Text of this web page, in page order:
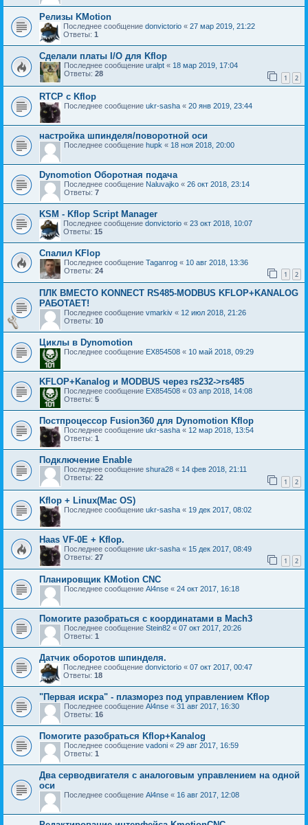
Релизы KMotion
Последнее сообщение donvictorio « 27 мар 2019, 21:22
Ответы: 1
Сделали платы I/O для Kflop
Последнее сообщение uralpt « 18 мар 2019, 17:04
Ответы: 28 1 2
RTCP с Kflop
Последнее сообщение ukr-sasha « 20 янв 2019, 23:44
настройка шпинделя/поворотной оси
Последнее сообщение hupk « 18 ноя 2018, 20:00
Dynomotion Оборотная подача
Последнее сообщение Naluvajko « 26 окт 2018, 23:14
Ответы: 7
KSM - Kflop Script Manager
Последнее сообщение donvictorio « 23 окт 2018, 10:07
Ответы: 15
Спалил KFlop
Последнее сообщение Taganrog « 10 авг 2018, 13:36
Ответы: 24 1 2
ПЛК ВМЕСТО KONNECT RS485-MODBUS KFLOP+KANALOG
РАБОТАЕТ!
Последнее сообщение vmarkiv « 12 июл 2018, 21:26
Ответы: 10
Циклы в Dynomotion
Последнее сообщение EX854508 « 10 май 2018, 09:29
KFLOP+Kanalog и MODBUS через rs232->rs485
Последнее сообщение EX854508 « 03 апр 2018, 14:08
Ответы: 5
Постпроцессор Fusion360 для Dynomotion Kflop
Последнее сообщение ukr-sasha « 12 мар 2018, 13:54
Ответы: 1
Подключение Enable
Последнее сообщение shura28 « 14 фев 2018, 21:11
Ответы: 22 1 2
Kflop + Linux(Mac OS)
Последнее сообщение ukr-sasha « 19 дек 2017, 08:02
Haas VF-0E + Kflop.
Последнее сообщение ukr-sasha « 15 дек 2017, 08:49
Ответы: 27 1 2
Планировщик KMotion CNC
Последнее сообщение Al4nse « 24 окт 2017, 16:18
Помогите разобраться с координатами в Mach3
Последнее сообщение Stein82 « 07 окт 2017, 20:26
Ответы: 1
Датчик оборотов шпинделя.
Последнее сообщение donvictorio « 07 окт 2017, 00:47
Ответы: 18
"Первая искра" - плазморез под управлением Kflop
Последнее сообщение Al4nse « 31 авг 2017, 16:30
Ответы: 16
Помогите разобраться Kflop+Kanalog
Последнее сообщение vadoni « 29 авг 2017, 16:59
Ответы: 1
Два серводвигателя с аналоговым управлением на одной
оси
Последнее сообщение Al4nse « 16 авг 2017, 12:08